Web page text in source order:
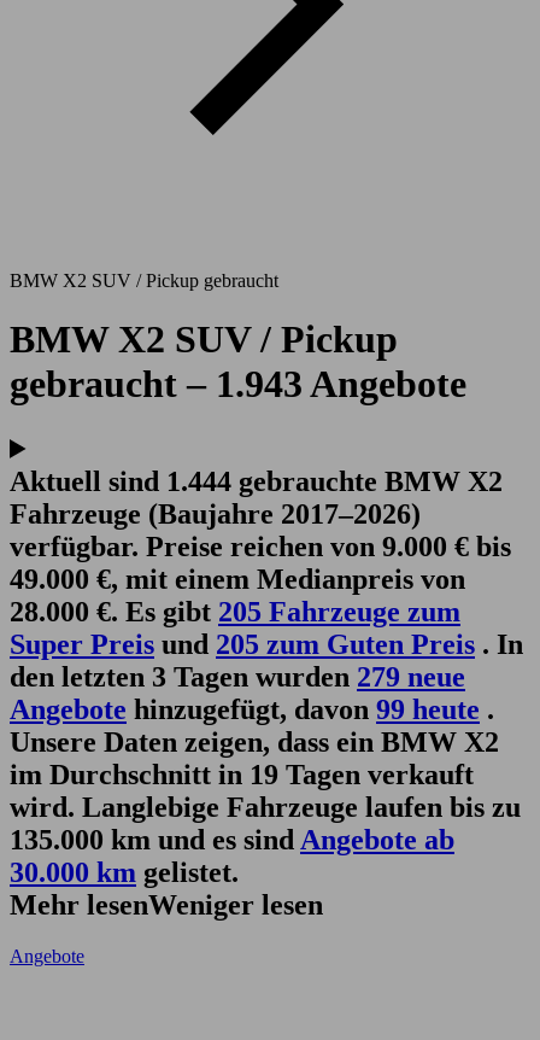
BMW X2 SUV / Pickup gebraucht
BMW X2 SUV / Pickup
gebraucht – 1.943 Angebote
Aktuell sind 1.444 gebrauchte BMW X2
Fahrzeuge (Baujahre 2017–2026)
verfügbar. Preise reichen von 9.000 € bis
49.000 €, mit einem Medianpreis von
28.000 €. Es gibt 205 Fahrzeuge zum
Super Preis und 205 zum Guten Preis . In
den letzten 3 Tagen wurden 279 neue
Angebote hinzugefügt, davon 99 heute .
Unsere Daten zeigen, dass ein BMW X2
im Durchschnitt in 19 Tagen verkauft
wird. Langlebige Fahrzeuge laufen bis zu
135.000 km und es sind Angebote ab
30.000 km gelistet.
Mehr lesenWeniger lesen
Angebote